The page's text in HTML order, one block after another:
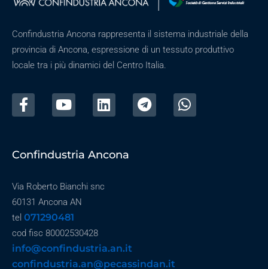
Confindustria Ancona rappresenta il sistema industriale della
provincia di Ancona, espressione di un tessuto produttivo
locale tra i più dinamici del Centro Italia.
Confindustria Ancona
Via Roberto Bianchi snc
60131 Ancona AN
tel 071290481
cod fisc 80002530428
info@confindustria.an.it
confindustria.an@pecassindan.it